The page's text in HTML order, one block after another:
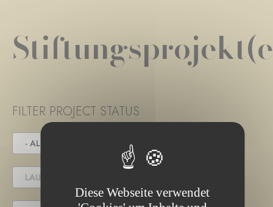
FILTER PROJECT STATUS
- ALLE - IN DER AUSSCHREIBUNG
LAUFENDES PROJEKT
Diese Webseite verwendet